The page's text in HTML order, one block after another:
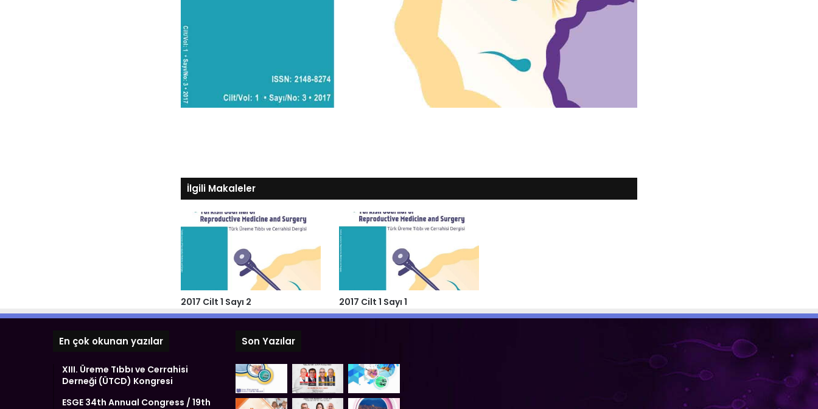
İlgili Makaleler
2017 Cilt 1 Sayı 2 2017 Cilt 1 Sayı 1
En çok okunan yazılar
XIII. Üreme Tıbbı ve Cerrahisi
Derneği (ÜTCD) Kongresi
ESGE 34th Annual Congress / 19th
Son Yazılar